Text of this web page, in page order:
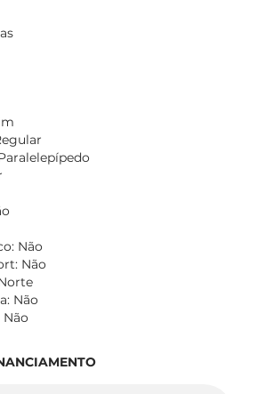
Não
Não
Não
Não